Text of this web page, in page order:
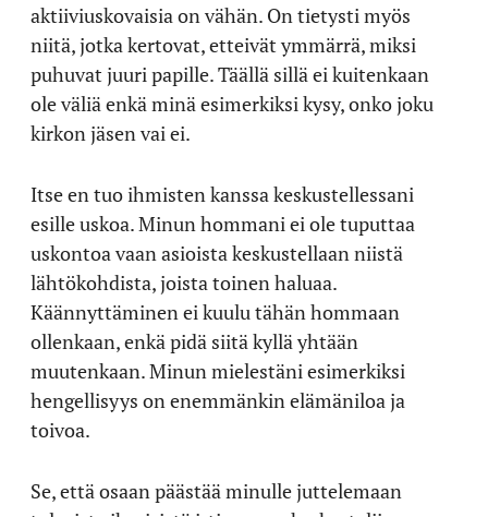
aktiiviuskovaisia on vähän. On tietysti myös
niitä, jotka kertovat, etteivät ymmärrä, miksi
puhuvat juuri papille. Täällä sillä ei kuitenkaan
ole väliä enkä minä esimerkiksi kysy, onko joku
kirkon jäsen vai ei.
Itse en tuo ihmisten kanssa keskustellessani
esille uskoa. Minun hommani ei ole tuputtaa
uskontoa vaan asioista keskustellaan niistä
lähtökohdista, joista toinen haluaa.
Käännyttäminen ei kuulu tähän hommaan
ollenkaan, enkä pidä siitä kyllä yhtään
muutenkaan. Minun mielestäni esimerkiksi
hengellisyys on enemmänkin elämäniloa ja
toivoa.
Se, että osaan päästää minulle juttelemaan